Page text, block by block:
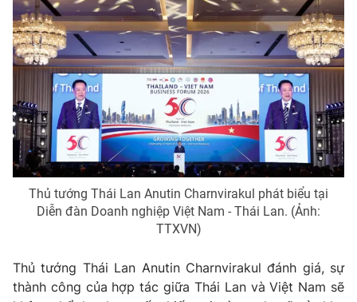
® Cấm sao chép dưới mọi hình thức nếu không có sự chấp
thuận bằng văn bản. Ghi rõ nguồn VTV.vn khi phát hành lại
thông tin từ website này.
Thủ tướng Thái Lan Anutin Charnvirakul phát biểu tại
Diễn đàn Doanh nghiệp Việt Nam - Thái Lan. (Ảnh:
TTXVN)
Thủ tướng Thái Lan Anutin Charnvirakul đánh giá, sự
thành công của hợp tác giữa Thái Lan và Việt Nam sẽ